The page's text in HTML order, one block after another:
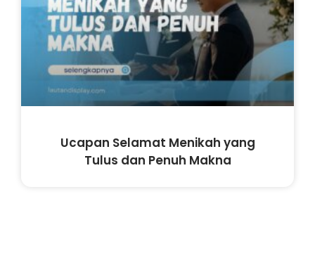
Ucapan Selamat Menikah yang
Tulus dan Penuh Makna